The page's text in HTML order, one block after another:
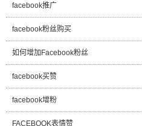
facebook推广
facebook粉丝购买
如何增加Facebook粉丝
facebook买赞
facebook增粉
FACEBOOK表情赞